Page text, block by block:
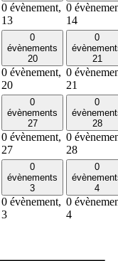
0 évènement,
13
0
14
0
évènements
20
0 évènement,
20
0
21
0
21
0
évènements
27
0 évènement,
27
0
28
0
28
0
évènements
3
0 évènement,
3
0
4
0
4